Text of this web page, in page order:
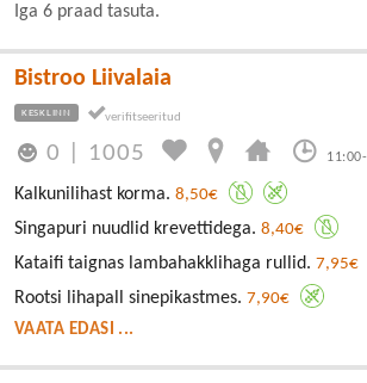
Iga 6 praad tasuta.
Bistroo Liivalaia
KESKLINN
0 1005
Kalkunilihast korma. 8,50€
Singapuri nuudlid krevettidega. 8,40€
Kataifi taignas lambahakklihaga rullid. 7,95€
Rootsi lihapall sinepikastmes. 7,90€
VAATA EDASI ...